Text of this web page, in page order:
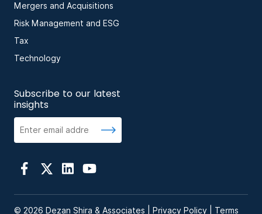
Mergers and Acquisitions
Risk Management and ESG
Tax
Technology
Subscribe to our latest
insights
© 2026 Dezan Shira & Associates | Privacy Policy Terms